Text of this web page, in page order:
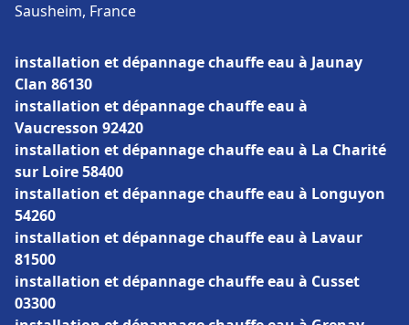
Sausheim, France
installation et dépannage chauffe eau à Jaunay
Clan 86130
installation et dépannage chauffe eau à
Vaucresson 92420
installation et dépannage chauffe eau à La Charité
sur Loire 58400
installation et dépannage chauffe eau à Longuyon
54260
installation et dépannage chauffe eau à Lavaur
81500
installation et dépannage chauffe eau à Cusset
03300